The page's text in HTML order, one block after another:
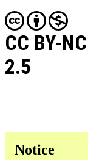
CC BY-NC
2.5
Notice